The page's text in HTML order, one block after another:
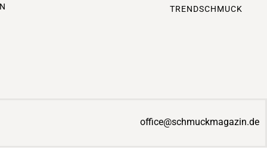
TRENDSCHMUCK
office@schmuckmagazin.de